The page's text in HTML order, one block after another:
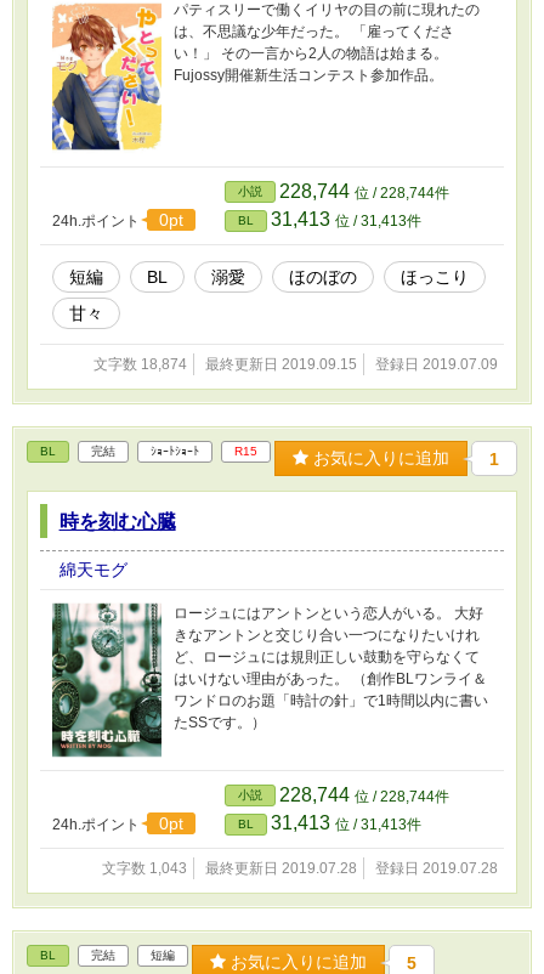
パティスリーで働くイリヤの目の前に現れたの
は、不思議な少年だった。 「雇ってくださ
い！」 その一言から2人の物語は始まる。
Fujossy開催新生活コンテスト参加作品。
24h.ポイント 0pt
小説 228,744 位 / 228,744件
BL 31,413 位 / 31,413件
短編 BL 溺愛 ほのぼの
ほっこり
甘々
文字数 18,874 最終更新日 2019.09.15 登録日 2019.07.09
BL 完結 ｼｮｰﾄｼｮｰﾄ R15 お気に入りに追加 1
時を刻む心臓
綿天モグ
ロージュにはアントンという恋人がいる。 大好
きなアントンと交じり合い一つになりたいけれ
ど、ロージュには規則正しい鼓動を守らなくて
はいけない理由があった。 （創作BLワンライ＆
ワンドロのお題「時計の針」で1時間以内に書い
たSSです。）
24h.ポイント 0pt
小説 228,744 位 / 228,744件
BL 31,413 位 / 31,413件
文字数 1,043 最終更新日 2019.07.28 登録日 2019.07.28
BL 完結 短編 お気に入りに追加 5